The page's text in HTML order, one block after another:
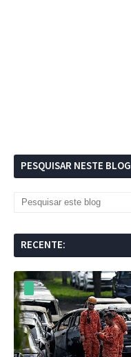
PESQUISAR NESTE BLOG
RECENTE: